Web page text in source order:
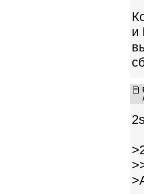
и